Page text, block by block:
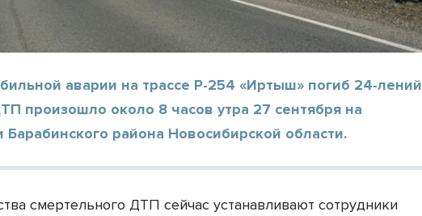
аварии на трассе Р-254 «Иртыш» погиб 24-лений
произошло около 8 часов утра 27 сентября на
Барабинского района Новосибирской области.
смертельного ДТП сейчас устанавливают сотрудники